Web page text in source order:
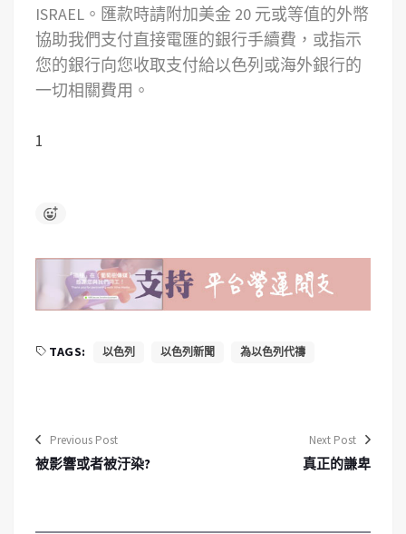
ISRAEL。匯款時請附加美金 20 元或等值的外幣
協助我們支付直接電匯的銀行手續費，或指示
您的銀行向您收取支付給以色列或海外銀行的
一切相關費用。
1
TAGS: 以色列 以色列新聞 為以色列代禱
Previous Post
被影響或者被汙染?
Next Post
真正的謙卑